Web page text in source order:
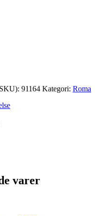
91164 Kategori: Roma
varer